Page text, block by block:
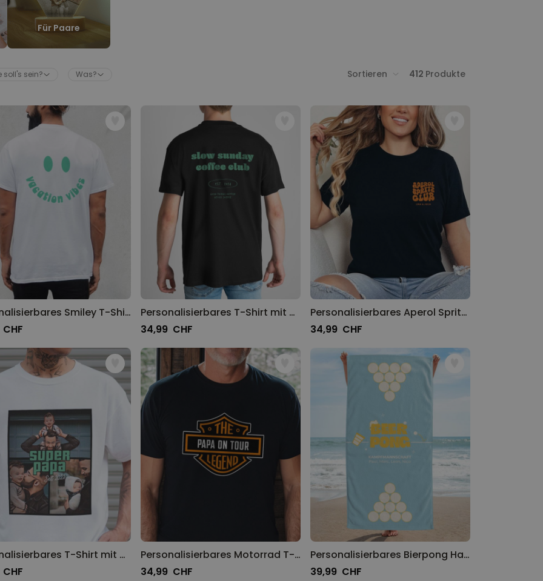
24,99 CHF
über 1.300
mal gekauft
34,99 CHF
Personalisierbar
Personalisierbares Handtuch
mit Monogramm
über 300
gekauft
39,99 CHF
Für Paare
soll's sein? Was? Sortieren 412 Produkte
Personalisierbares Smiley T-Shirt
Personalisierbares T-Shirt mit Spruch und Name
34,99 CHF
Personalisierbares Aperol Spritz Club T-Shirt
34,99 CHF
Personalisierbares T-Shirt mit drei Fotos und Text
Personalisierbares Motorrad T-Shirt mit Name
34,99 CHF
Personalisierbares Bierpong Handtuch
39,99 CHF